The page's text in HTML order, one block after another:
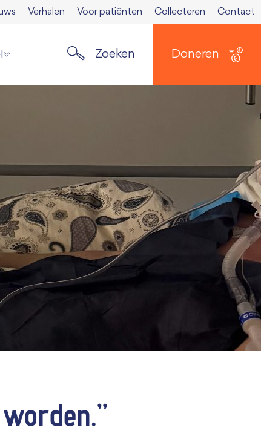
Verhalen Voor patiënten Collecteren Contact
media
Zoeken Doneren